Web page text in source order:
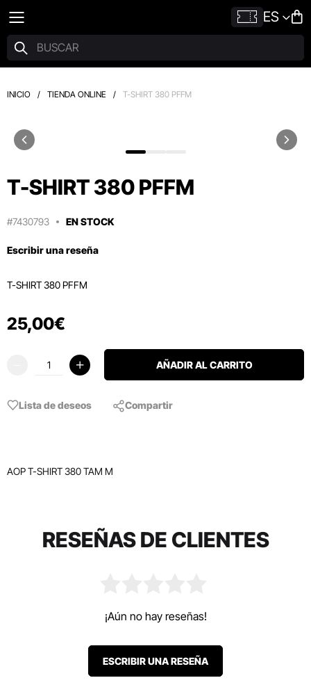
ES
INICIO / TIENDA ONLINE / T-SHIRT 380 PFFM
T-SHIRT 380 PFFM
#7430793 EN STOCK
Escribir una reseña
T-SHIRT 380 PFFM
25,00€
AÑADIR AL CARRITO
Lista de deseos Compartir
AOP T-SHIRT 380 TAM M
RESEÑAS DE CLIENTES
¡Aún no hay reseñas!
ESCRIBIR UNA RESEÑA